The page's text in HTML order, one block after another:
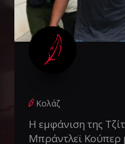
Κολάζ
Η εμφάνιση της
Μπράντλεϊ Κούπερ